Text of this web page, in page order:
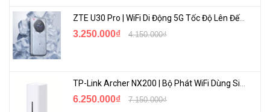
Cho dù bạn là chủ doanh nghiệp vừa và nhỏ, và bạn muốn lướt web
ZTE U30 Pro | WiFi Di Động 5G Tốc Độ Lên Đến 500Mbps, Màn Hình Cảm Ứng
3.250.000₫ 4.150.000₫
6.250.000₫ 7.150.000₫